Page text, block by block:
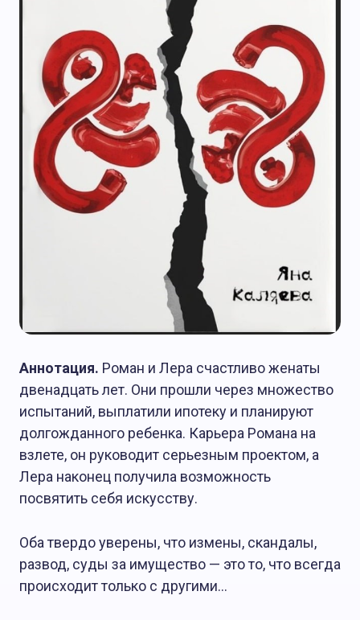
Аннотация. Роман и Лера счастливо женаты
двенадцать лет. Они прошли через множество
испытаний, выплатили ипотеку и планируют
долгожданного ребенка. Карьера Романа на
взлете, он руководит серьезным проектом, а
Лера наконец получила возможность
посвятить себя искусству.
Оба твердо уверены, что измены, скандалы,
развод, суды за имущество — это то, что всегда
происходит только с другими…